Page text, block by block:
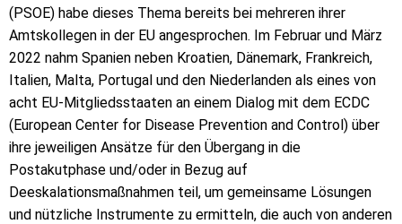
(PSOE) habe dieses Thema bereits bei mehreren ihrer
Amtskollegen in der EU angesprochen. Im Februar und März
2022 nahm Spanien neben Kroatien, Dänemark, Frankreich,
Italien, Malta, Portugal und den Niederlanden als eines von
acht EU-Mitgliedsstaaten an einem Dialog mit dem ECDC
(European Center for Disease Prevention and Control) über
ihre jeweiligen Ansätze für den Übergang in die
Postakutphase und/oder in Bezug auf
Deeskalationsmaßnahmen teil, um gemeinsame Lösungen
und nützliche Instrumente zu ermitteln, die auch von anderen